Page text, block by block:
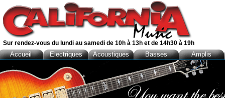
Sur rendez-vous du lundi au samedi de 10h à 13h et de 14h30 à 19h
Accueil Electriques Acoustiques Basses Amplis